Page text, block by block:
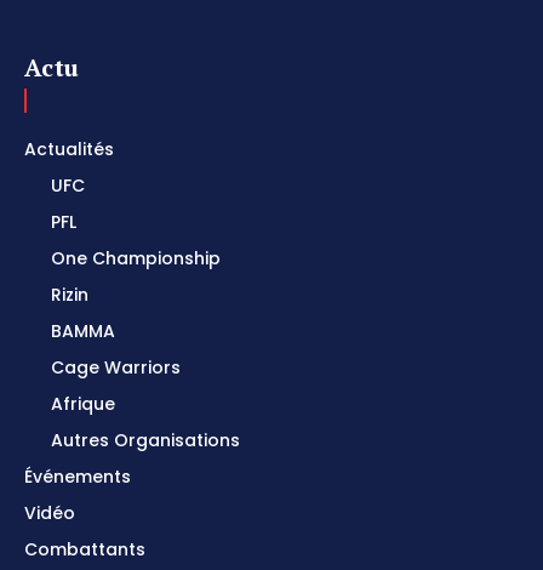
Actu
Actualités
UFC
PFL
One Championship
Rizin
BAMMA
Cage Warriors
Afrique
Autres Organisations
Événements
Vidéo
Combattants